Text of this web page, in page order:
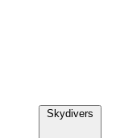
Skydivers